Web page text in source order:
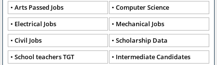
Arts Passed Jobs
Computer Science
Electrical Jobs
Mechanical Jobs
Civil Jobs
Scholarship Data
School teachers TGT
Intermediate Candidates